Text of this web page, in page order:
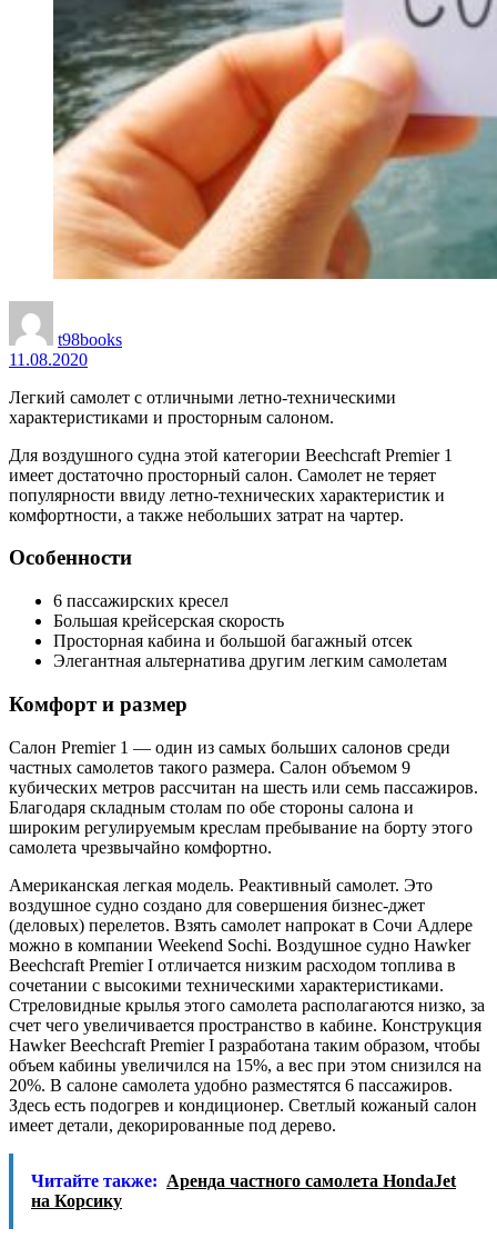
t98books
11.08.2020
Легкий самолет с отличными летно-техническими
характеристиками и просторным салоном.
Для воздушного судна этой категории Beechcraft Premier 1
имеет достаточно просторный салон. Самолет не теряет
популярности ввиду летно-технических характеристик и
комфортности, а также небольших затрат на чартер.
Особенности
6 пассажирских кресел
Большая крейсерская скорость
Просторная кабина и большой багажный отсек
Элегантная альтернатива другим легким самолетам
Комфорт и размер
Салон Premier 1 — один из самых больших салонов среди
частных самолетов такого размера. Салон объемом 9
кубических метров рассчитан на шесть или семь пассажиров.
Благодаря складным столам по обе стороны салона и
широким регулируемым креслам пребывание на борту этого
самолета чрезвычайно комфортно.
Американская легкая модель. Реактивный самолет. Это
воздушное судно создано для совершения бизнес-джет
(деловых) перелетов. Взять самолет напрокат в Сочи Адлере
можно в компании Weekend Sochi. Воздушное судно Hawker
Beechcraft Premier I отличается низким расходом топлива в
сочетании с высокими техническими характеристиками.
Стреловидные крылья этого самолета располагаются низко, за
счет чего увеличивается пространство в кабине. Конструкция
Hawker Beechcraft Premier I разработана таким образом, чтобы
объем кабины увеличился на 15%, а вес при этом снизился на
20%. В салоне самолета удобно разместятся 6 пассажиров.
Здесь есть подогрев и кондиционер. Светлый кожаный салон
имеет детали, декорированные под дерево.
Читайте также: Аренда частного самолета HondaJet
на Корсику